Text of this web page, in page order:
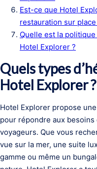
Est-ce que Hotel
restauration sur place
Quelle est la
Hotel Explorer ?
Quels types
Hotel Explorer ?
Hotel Explorer propose
pour répondre aux
voyageurs. Que vous
vue sur la mer, une suite
gamme ou même un